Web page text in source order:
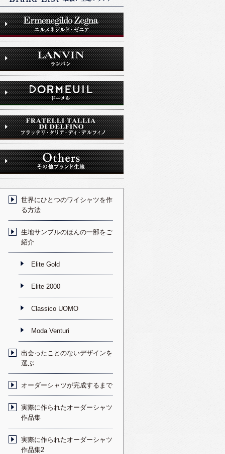
世界にひとつのワイシャツを作
る方法
生地サンプルのほんの一部をご
紹介
Elite Gold
Elite 2000
Classico UOMO
Moda Venturi
出会ったことのないデザインを
選ぶ
オーダーシャツが完成するまで
実際に作られたオーダーシャツ
作品集
実際に作られたオーダーシャツ
作品集2